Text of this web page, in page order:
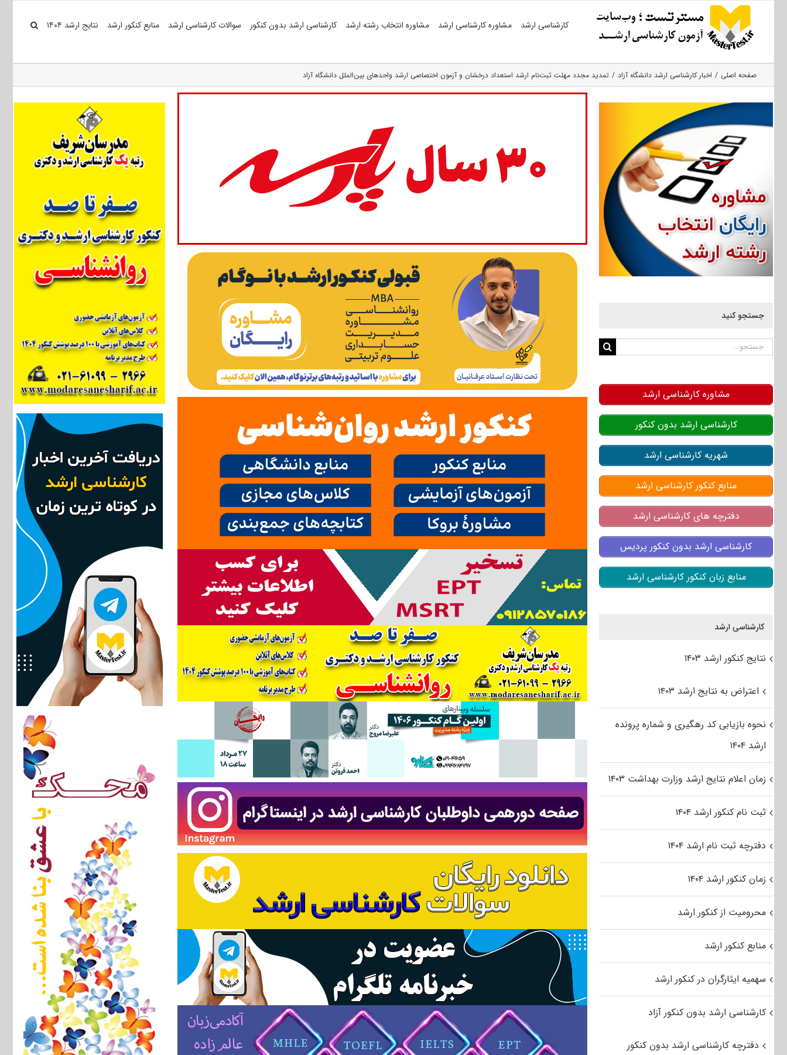
کارشناسی ارشد مشاوره کارشناسی ارشد مشاوره انتخاب رشته ارشد کارشناسی ارشد بدون کنکور سوالات کارشناسی ارشد منابع کنکور ارشد نتایج ارشد ۱۴۰۴
صفحه اصلی اخبار کارشناسی ارشد دانشگاه آزاد تمدید مجدد مهلت ثبت‌نام ارشد استعداد درخشان و آزمون اختصاصی ارشد واحدهای بین‌الملل دانشگاه آزاد
جستجو کنید
جستجو
مشاوره کارشناسی ارشد
کارشناسی ارشد بدون کنکور
شهریه کارشناسی ارشد
منابع کنکور کارشناسی ارشد
دفترچه های کارشناسی ارشد
کارشناسی ارشد بدون کنکور پردیس
منابع زبان کنکور کارشناسی ارشد
کارشناسی ارشد
نتایج کنکور ارشد ۱۴۰۳
اعتراض به نتایج ارشد ۱۴۰۳
نحوه بازیابی کد رهگیری و شماره پرونده
ارشد ۱۴۰۴
زمان اعلام نتایج ارشد وزارت بهداشت ۱۴۰۳
ثبت نام کنکور ارشد ۱۴۰۴
دفترچه ثبت نام ارشد ۱۴۰۴
زمان کنکور ارشد ۱۴۰۴
محرومیت از کنکور ارشد
منابع کنکور ارشد
سهمیه ایثارگران در کنکور ارشد
کارشناسی ارشد بدون کنکور آزاد
دفترچه کارشناسی ارشد بدون کنکور